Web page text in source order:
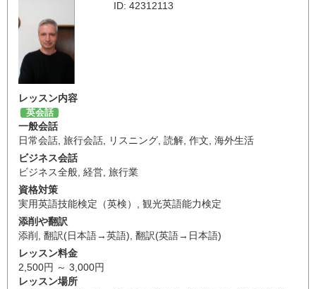
ID: 42312113
レッスン内容
英会話
一般会話
日常会話, 旅行会話, リスニング, 読解, 作文, 海外生活
ビジネス会話
ビジネス全般, 経営, 旅行業
資格対策
実用英語技能検定（英検） , 観光英語能力検定
添削や翻訳
添削 , 翻訳(日本語→英語), 翻訳(英語→日本語)
レッスン料金
2,500円 ～ 3,000円
レッスン場所